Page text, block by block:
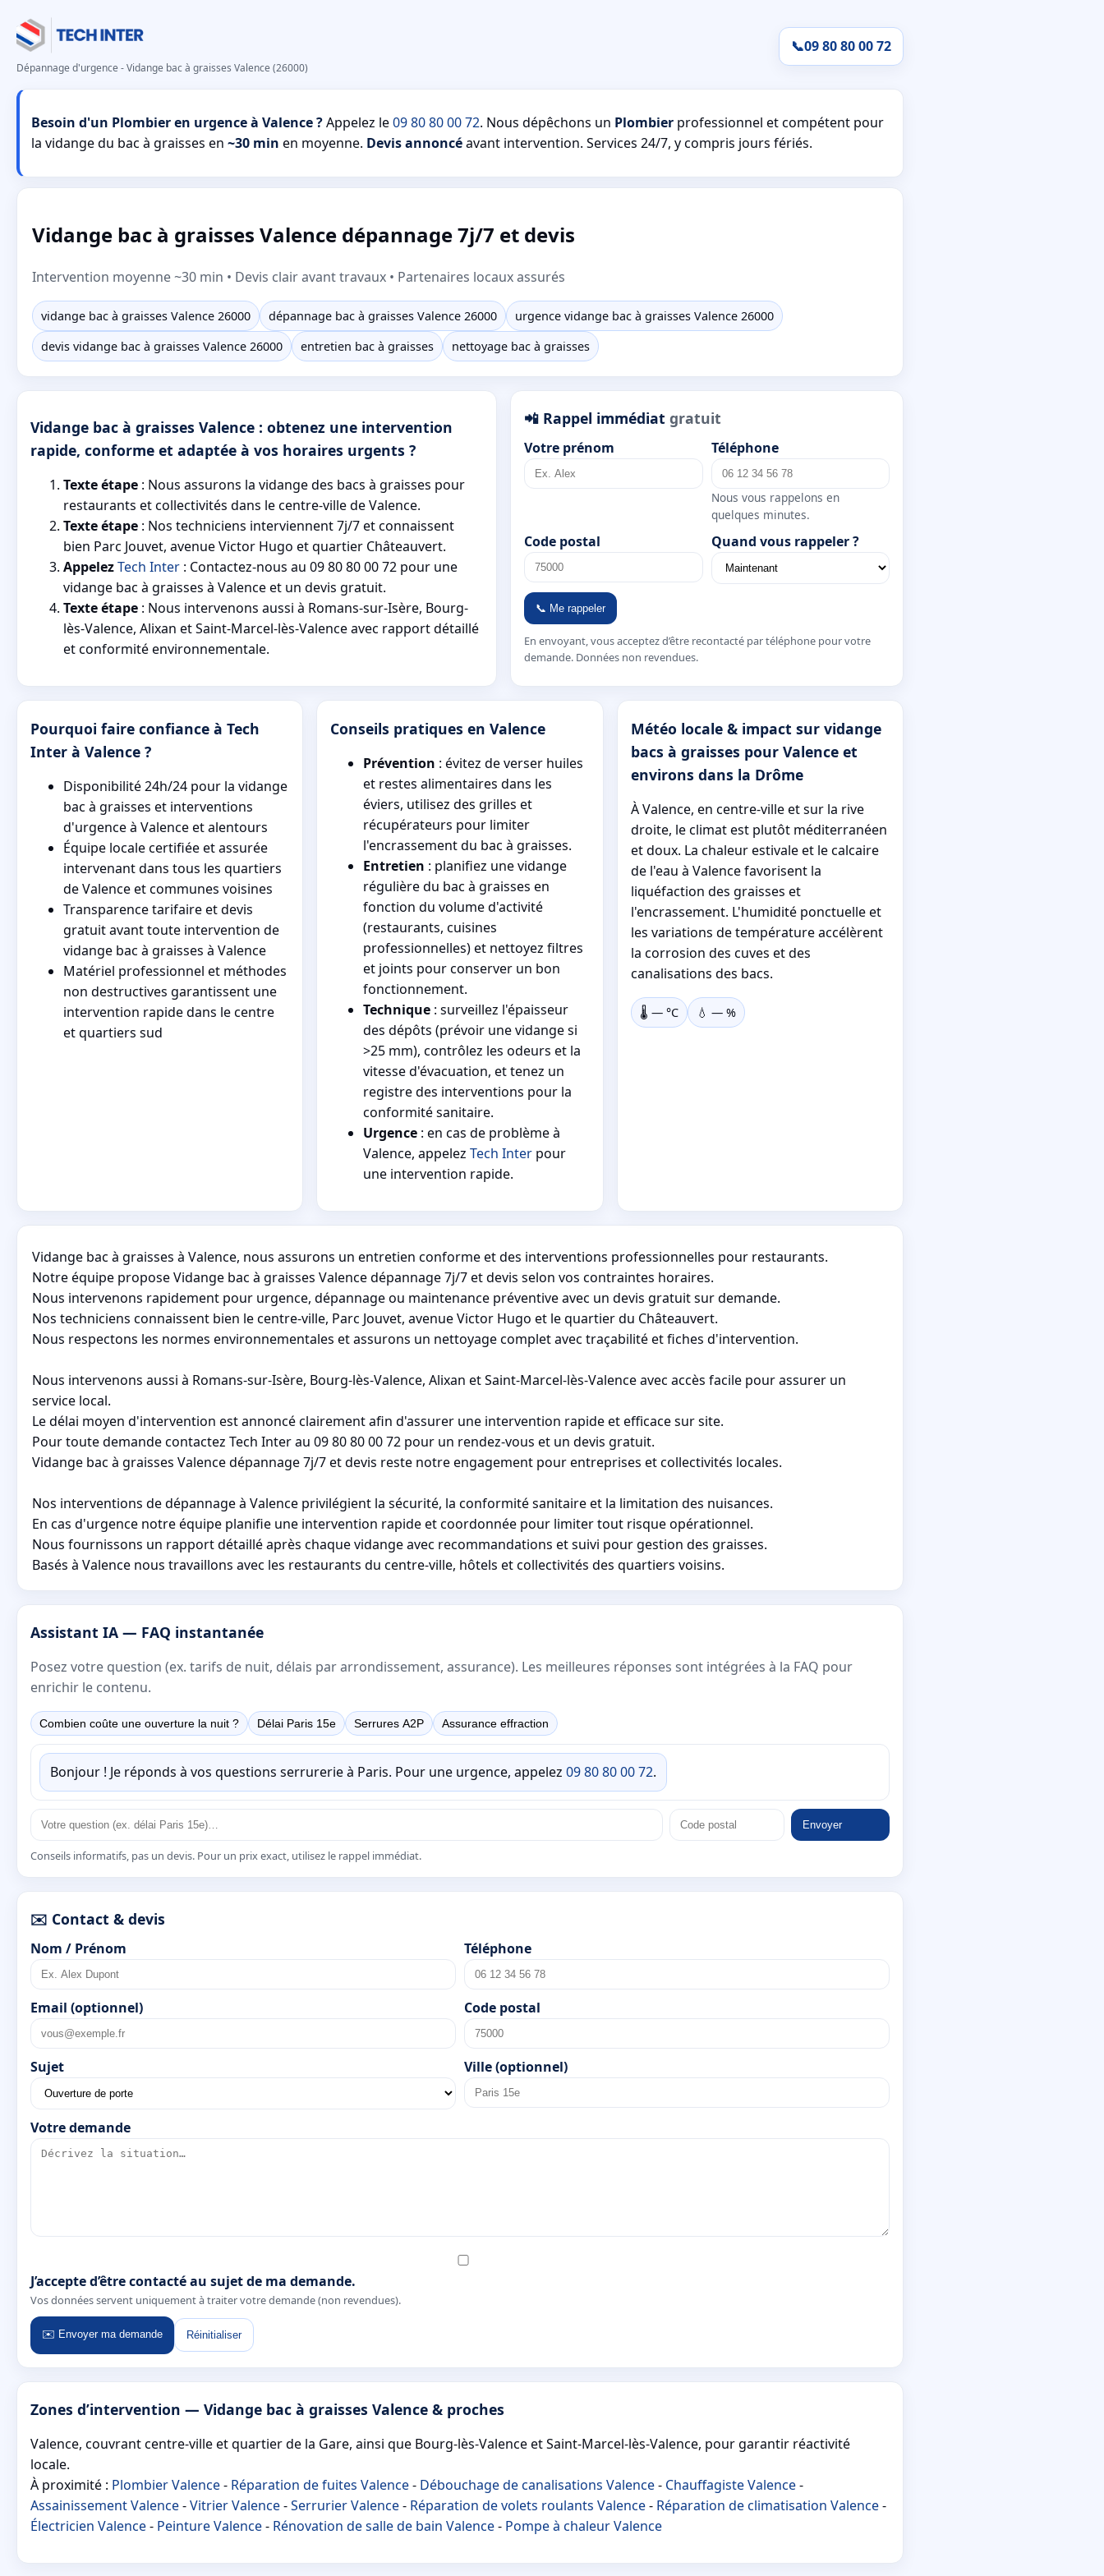
Dépannage d'urgence - Vidange bac à graisses Valence (26000)
📞09 80 80 00 72
Besoin d'un Plombier en urgence à Valence ?Appelez le09 80 80 00 72. Nous dépêchons un Plombier professionnel et compétent pour
la vidange du bac à graisses en ~30 min en moyenne. Devis annoncéavant intervention. Services 24/7, y compris jours fériés.
Vidange bac à graisses Valence dépannage 7j/7 et devis
Intervention moyenne ~30 min • Devis clair avant travaux • Partenaires locaux assurés
vidange bac à graisses Valence 26000 dépannage bac à graisses Valence 26000
urgence vidange bac à graisses Valence 26000
devis vidange bac à graisses Valence 26000
entretien bac à graisses nettoyage bac à graisses
Vidange bac à graisses Valence : obtenez une intervention
rapide, conforme et adaptée à vos horaires urgents ?
Texte étape : Nous assurons la vidange des bacs à graisses pour
restaurants et collectivités dans le centre-ville de Valence.
Texte étape : Nos techniciens interviennent 7j/7 et connaissent
bien Parc Jouvet, avenue Victor Hugo et quartier Châteauvert.
AppelezTech Inter : Contactez-nous au 09 80 80 00 72 pour une
vidange bac à graisses à Valence et un devis gratuit.
Texte étape : Nous intervenons aussi à Romans-sur-Isère, Bourg-
lès-Valence, Alixan et Saint-Marcel-lès-Valence avec rapport détaillé
et conformité environnementale.
📲 Rappel immédiatgratuit
Votre prénom Téléphone
Nous vous rappelons en
quelques minutes.
Code postal Quand vous rappeler ?
📞 Me rappeler
En envoyant, vous acceptez d’être recontacté par téléphone pour votre
demande. Données non revendues.
Pourquoi faire confiance à Tech
Inter à Valence ?
Disponibilité 24h/24 pour la vidange
bac à graisses et interventions
d'urgence à Valence et alentours
Équipe locale certifiée et assurée
intervenant dans tous les quartiers
de Valence et communes voisines
Transparence tarifaire et devis
gratuit avant toute intervention de
vidange bac à graisses à Valence
Matériel professionnel et méthodes
non destructives garantissent une
intervention rapide dans le centre
et quartiers sud
Conseils pratiques en Valence
Prévention : évitez de verser huiles
et restes alimentaires dans les
éviers, utilisez des grilles et
récupérateurs pour limiter
l'encrassement du bac à graisses.
Entretien : planifiez une vidange
régulière du bac à graisses en
fonction du volume d'activité
(restaurants, cuisines
professionnelles) et nettoyez filtres
et joints pour conserver un bon
fonctionnement.
Technique : surveillez l'épaisseur
des dépôts (prévoir une vidange si
>25 mm), contrôlez les odeurs et la
vitesse d'évacuation, et tenez un
registre des interventions pour la
conformité sanitaire.
Urgence : en cas de problème à
Valence, appelezTech Inter pour
une intervention rapide.
Météo locale & impact sur vidange
bacs à graisses pour Valence et
environs dans la Drôme
À Valence, en centre-ville et sur la rive
droite, le climat est plutôt méditerranéen
et doux. La chaleur estivale et le calcaire
de l'eau à Valence favorisent la
liquéfaction des graisses et
l'encrassement. L'humidité ponctuelle et
les variations de température accélèrent
la corrosion des cuves et des
canalisations des bacs.
🌡️ —°C 💧 —%
Vidange bac à graisses à Valence, nous assurons un entretien conforme et des interventions professionnelles pour restaurants.
Notre équipe propose Vidange bac à graisses Valence dépannage 7j/7 et devis selon vos contraintes horaires.
Nous intervenons rapidement pour urgence, dépannage ou maintenance préventive avec un devis gratuit sur demande.
Nos techniciens connaissent bien le centre-ville, Parc Jouvet, avenue Victor Hugo et le quartier du Châteauvert.
Nous respectons les normes environnementales et assurons un nettoyage complet avec traçabilité et fiches d'intervention.
Nous intervenons aussi à Romans-sur-Isère, Bourg-lès-Valence, Alixan et Saint-Marcel-lès-Valence avec accès facile pour assurer un
service local.
Le délai moyen d'intervention est annoncé clairement afin d'assurer une intervention rapide et efficace sur site.
Pour toute demande contactez Tech Inter au 09 80 80 00 72 pour un rendez-vous et un devis gratuit.
Vidange bac à graisses Valence dépannage 7j/7 et devis reste notre engagement pour entreprises et collectivités locales.
Nos interventions de dépannage à Valence privilégient la sécurité, la conformité sanitaire et la limitation des nuisances.
En cas d'urgence notre équipe planifie une intervention rapide et coordonnée pour limiter tout risque opérationnel.
Nous fournissons un rapport détaillé après chaque vidange avec recommandations et suivi pour gestion des graisses.
Basés à Valence nous travaillons avec les restaurants du centre-ville, hôtels et collectivités des quartiers voisins.
Assistant IA — FAQ instantanée
Posez votre question (ex. tarifs de nuit, délais par arrondissement, assurance). Les meilleures réponses sont intégrées à la FAQ pour
enrichir le contenu.
Combien coûte une ouverture la nuit ? Délai Paris 15e Serrures A2P Assurance effraction
Bonjour ! Je réponds à vos questions serrurerie à Paris. Pour une urgence, appelez 09 80 80 00 72.
Envoyer
Conseils informatifs, pas un devis. Pour un prix exact, utilisez le rappel immédiat.
✉️ Contact & devis
Nom / Prénom Téléphone
Email (optionnel) Code postal
Sujet Ville (optionnel)
Votre demande
J’accepte d’être contacté au sujet de ma demande.
Vos données servent uniquement à traiter votre demande (non revendues).
✉️ Envoyer ma demande Réinitialiser
Zones d’intervention — Vidange bac à graisses Valence & proches
Valence, couvrant centre-ville et quartier de la Gare, ainsi que Bourg-lès-Valence et Saint-Marcel-lès-Valence, pour garantir réactivité
locale.
À proximité : Plombier Valence- Réparation de fuites Valence- Débouchage de canalisations Valence- Chauffagiste Valence-
Assainissement Valence-Vitrier Valence-Serrurier Valence- Réparation de volets roulants Valence- Réparation de climatisation Valence-
Électricien Valence- Peinture Valence- Rénovation de salle de bain Valence- Pompe à chaleur Valence